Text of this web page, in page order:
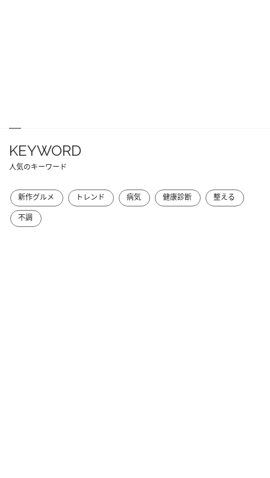
KEYWORD
人気のキーワード
新作グルメ トレンド 病気 健康診断
整える
不調